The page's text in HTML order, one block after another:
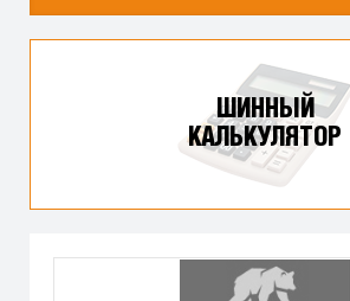
ШИННЫЙ
КАЛЬКУЛЯТОР